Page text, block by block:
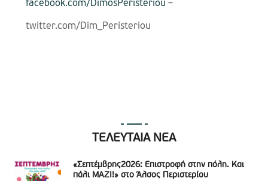
facebook.com/DimosPeristeriou –
twitter.com/Dim_Peristeriou
ΤΕΛΕΥΤΑΙΑ ΝΕΑ
«Σεπτέμβρης2026: Επιστροφή στην πόλη. Και
πάλι ΜΑΖΙ!» στο Άλσος Περιστερίου